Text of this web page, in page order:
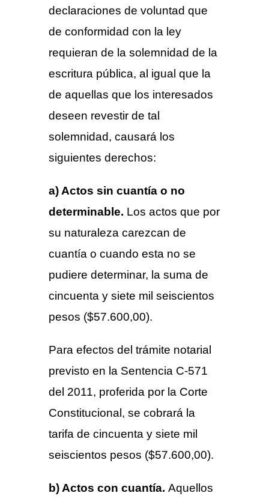
declaraciones de voluntad que
de conformidad con la ley
requieran de la solemnidad de la
escritura pública, al igual que la
de aquellas que los interesados
deseen revestir de tal
solemnidad, causará los
siguientes derechos:
a) Actos sin cuantía o no
determinable. Los actos que por
su naturaleza carezcan de
cuantía o cuando esta no se
pudiere determinar, la suma de
cincuenta y siete mil seiscientos
pesos ($57.600,00).
Para efectos del trámite notarial
previsto en la Sentencia C-571
del 2011, proferida por la Corte
Constitucional, se cobrará la
tarifa de cincuenta y siete mil
seiscientos pesos ($57.600,00).
b) Actos con cuantía. Aquellos